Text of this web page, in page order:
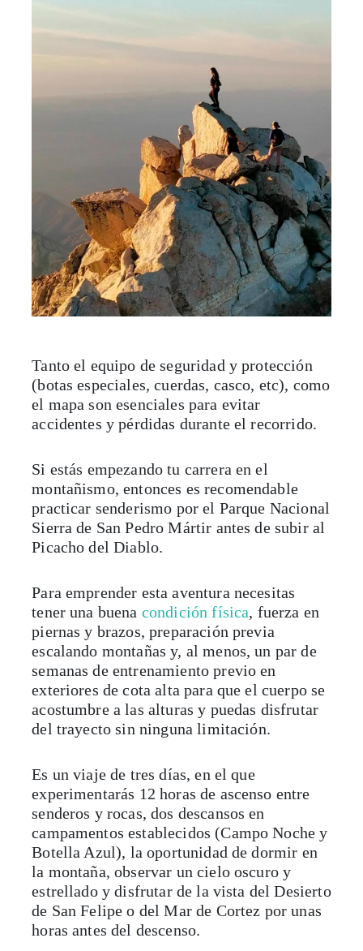
Tanto el equipo de seguridad y protección
(botas especiales, cuerdas, casco, etc), como
el mapa son esenciales para evitar
accidentes y pérdidas durante el recorrido.
Si estás empezando tu carrera en el
montañismo, entonces es recomendable
practicar senderismo por el Parque Nacional
Sierra de San Pedro Mártir antes de subir al
Picacho del Diablo.
Para emprender esta aventura necesitas
tener una buena condición física, fuerza en
piernas y brazos, preparación previa
escalando montañas y, al menos, un par de
semanas de entrenamiento previo en
exteriores de cota alta para que el cuerpo se
acostumbre a las alturas y puedas disfrutar
del trayecto sin ninguna limitación.
Es un viaje de tres días, en el que
experimentarás 12 horas de ascenso entre
senderos y rocas, dos descansos en
campamentos establecidos (Campo Noche y
Botella Azul), la oportunidad de dormir en
la montaña, observar un cielo oscuro y
estrellado y disfrutar de la vista del Desierto
de San Felipe o del Mar de Cortez por unas
horas antes del descenso.